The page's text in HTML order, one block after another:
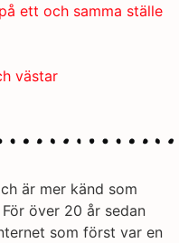
ett och samma ställe
västar
är mer känd som
För över 20 år sedan
som först var en